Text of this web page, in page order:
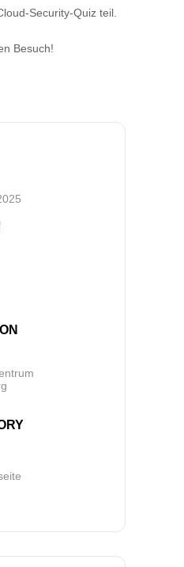
Security-Quiz teil.
Besuch!